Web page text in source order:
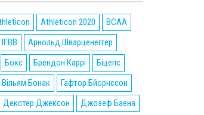
Athleticon 2020
BCAA
IFBB
Арнольд Шварценеггер
Бокс Брендон Каррі
Біцепс
Вільям Бонак
Гафтор Бйорнссон
Декстер Джексон
Джозеф Баена